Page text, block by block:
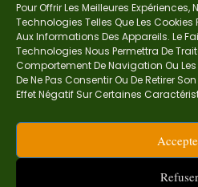
Pour Offrir Les Meilleures Expériences,
Technologies Telles Que Les
Aux Informations Des Appareils. Le
Technologies Nous Permettra De
Comportement De Navigation Ou Les
De Ne Pas Consentir Ou De Retirer
Effet Négatif Sur Certaines
Refuser
Je suis Madame Mba,
de mathématiques. Sur
astuces et conseils pour
aimer et réussir en